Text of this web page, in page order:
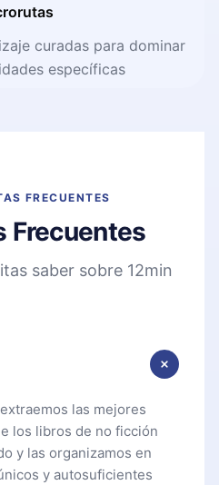
curadas para dominar
específicas
FRECUENTES
Frecuentes
saber sobre 12min
las mejores
los libros de no ficción
y las organizamos en
y autosuficientes